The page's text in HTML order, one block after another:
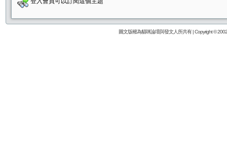
圖文版權為貓咪論壇與發文人所共有 | Copyright ©